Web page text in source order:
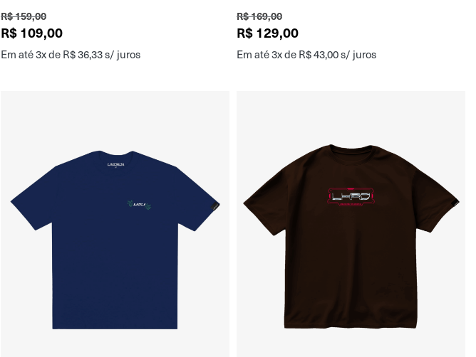
R$159,00
R$109,00
Em até 3x de R$36,33s/ juros
R$169,00
R$129,00
Em até 3x de R$43,00s/ juros